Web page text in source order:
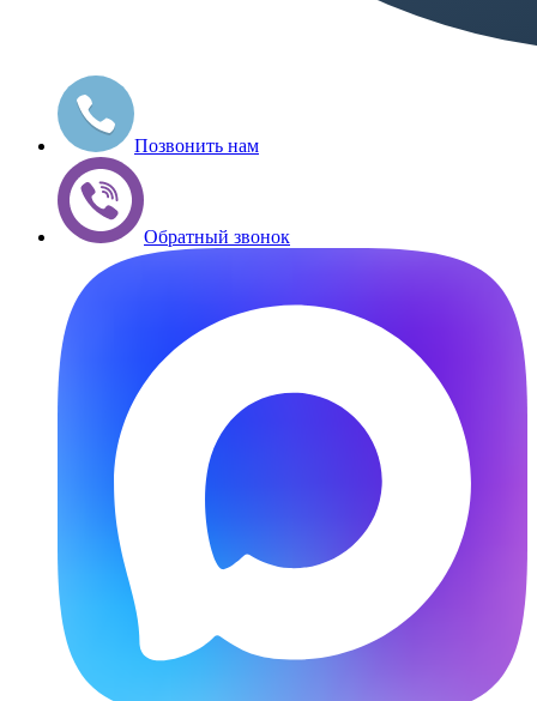
Позвонить нам
Обратный звонок